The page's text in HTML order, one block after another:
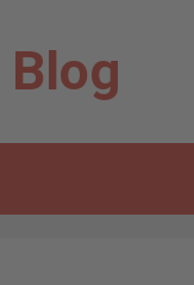
Blog